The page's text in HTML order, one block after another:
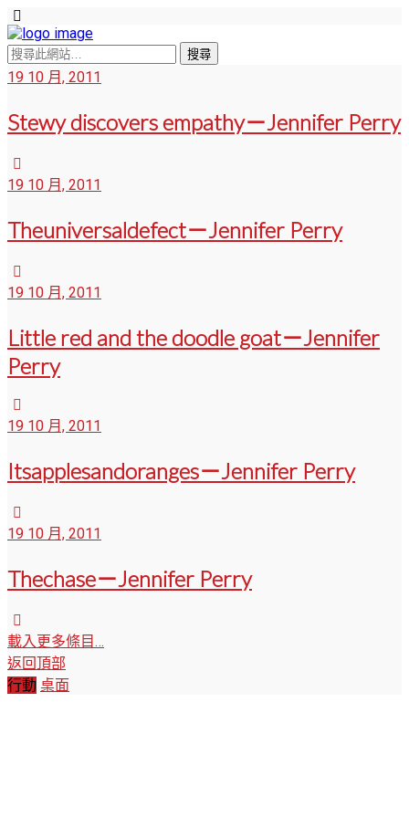
19 10 月, 2011
Stewy discovers empathy－Jennifer Perry
19 10 月, 2011
Theuniversaldefect－Jennifer Perry
19 10 月, 2011
Little red and the doodle goat－Jennifer
Perry
19 10 月, 2011
Itsapplesandoranges－Jennifer Perry
19 10 月, 2011
Thechase－Jennifer Perry
載入更多條目…
返回頂部
行動 桌面